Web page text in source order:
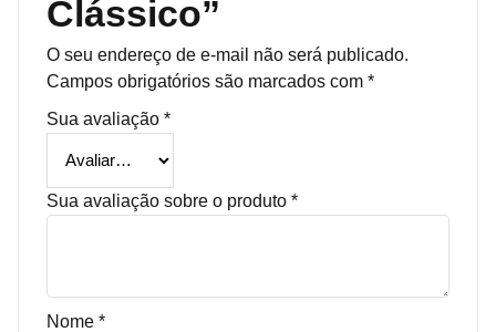
Clássico”
O seu endereço de e-mail não será publicado.
Campos obrigatórios são marcados com *
Sua avaliação *
Sua avaliação sobre o produto *
Nome *